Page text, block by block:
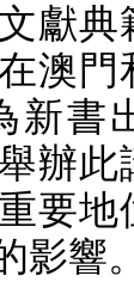
獻
澳門
新書
辦此
要地
影響